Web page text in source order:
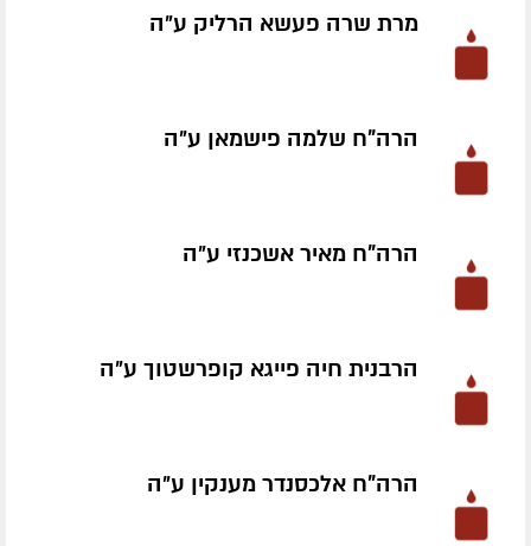
מרת שרה פעשא הרליק ע״ה
הרה"ח שלמה פישמאן ע״ה
הרה"ח מאיר אשכנזי ע״ה
הרבנית חיה פייגא קופרשטוך ע״ה
הרה"ח אלכסנדר מענקין ע״ה